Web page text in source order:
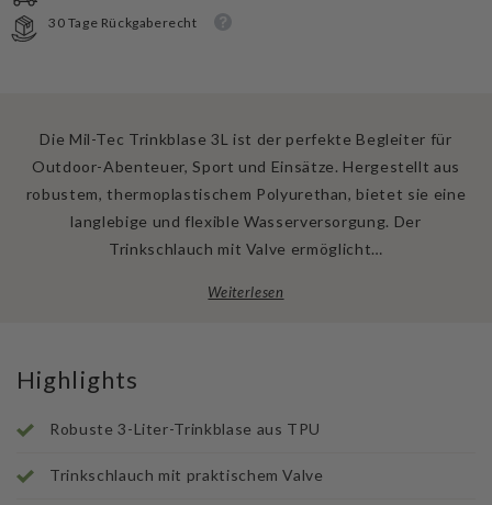
30 Tage Rückgaberecht
Die Mil-Tec Trinkblase 3L ist der perfekte Begleiter für
Outdoor-Abenteuer, Sport und Einsätze. Hergestellt aus
robustem, thermoplastischem Polyurethan, bietet sie eine
langlebige und flexible Wasserversorgung. Der
Trinkschlauch mit Valve ermöglicht…
Weiterlesen
Highlights
Robuste 3-Liter-Trinkblase aus TPU
Trinkschlauch mit praktischem Valve